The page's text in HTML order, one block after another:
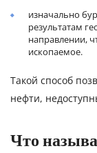
изначально
результатам
направлении,
ископаемое.
Такой способ
нефти,
Что